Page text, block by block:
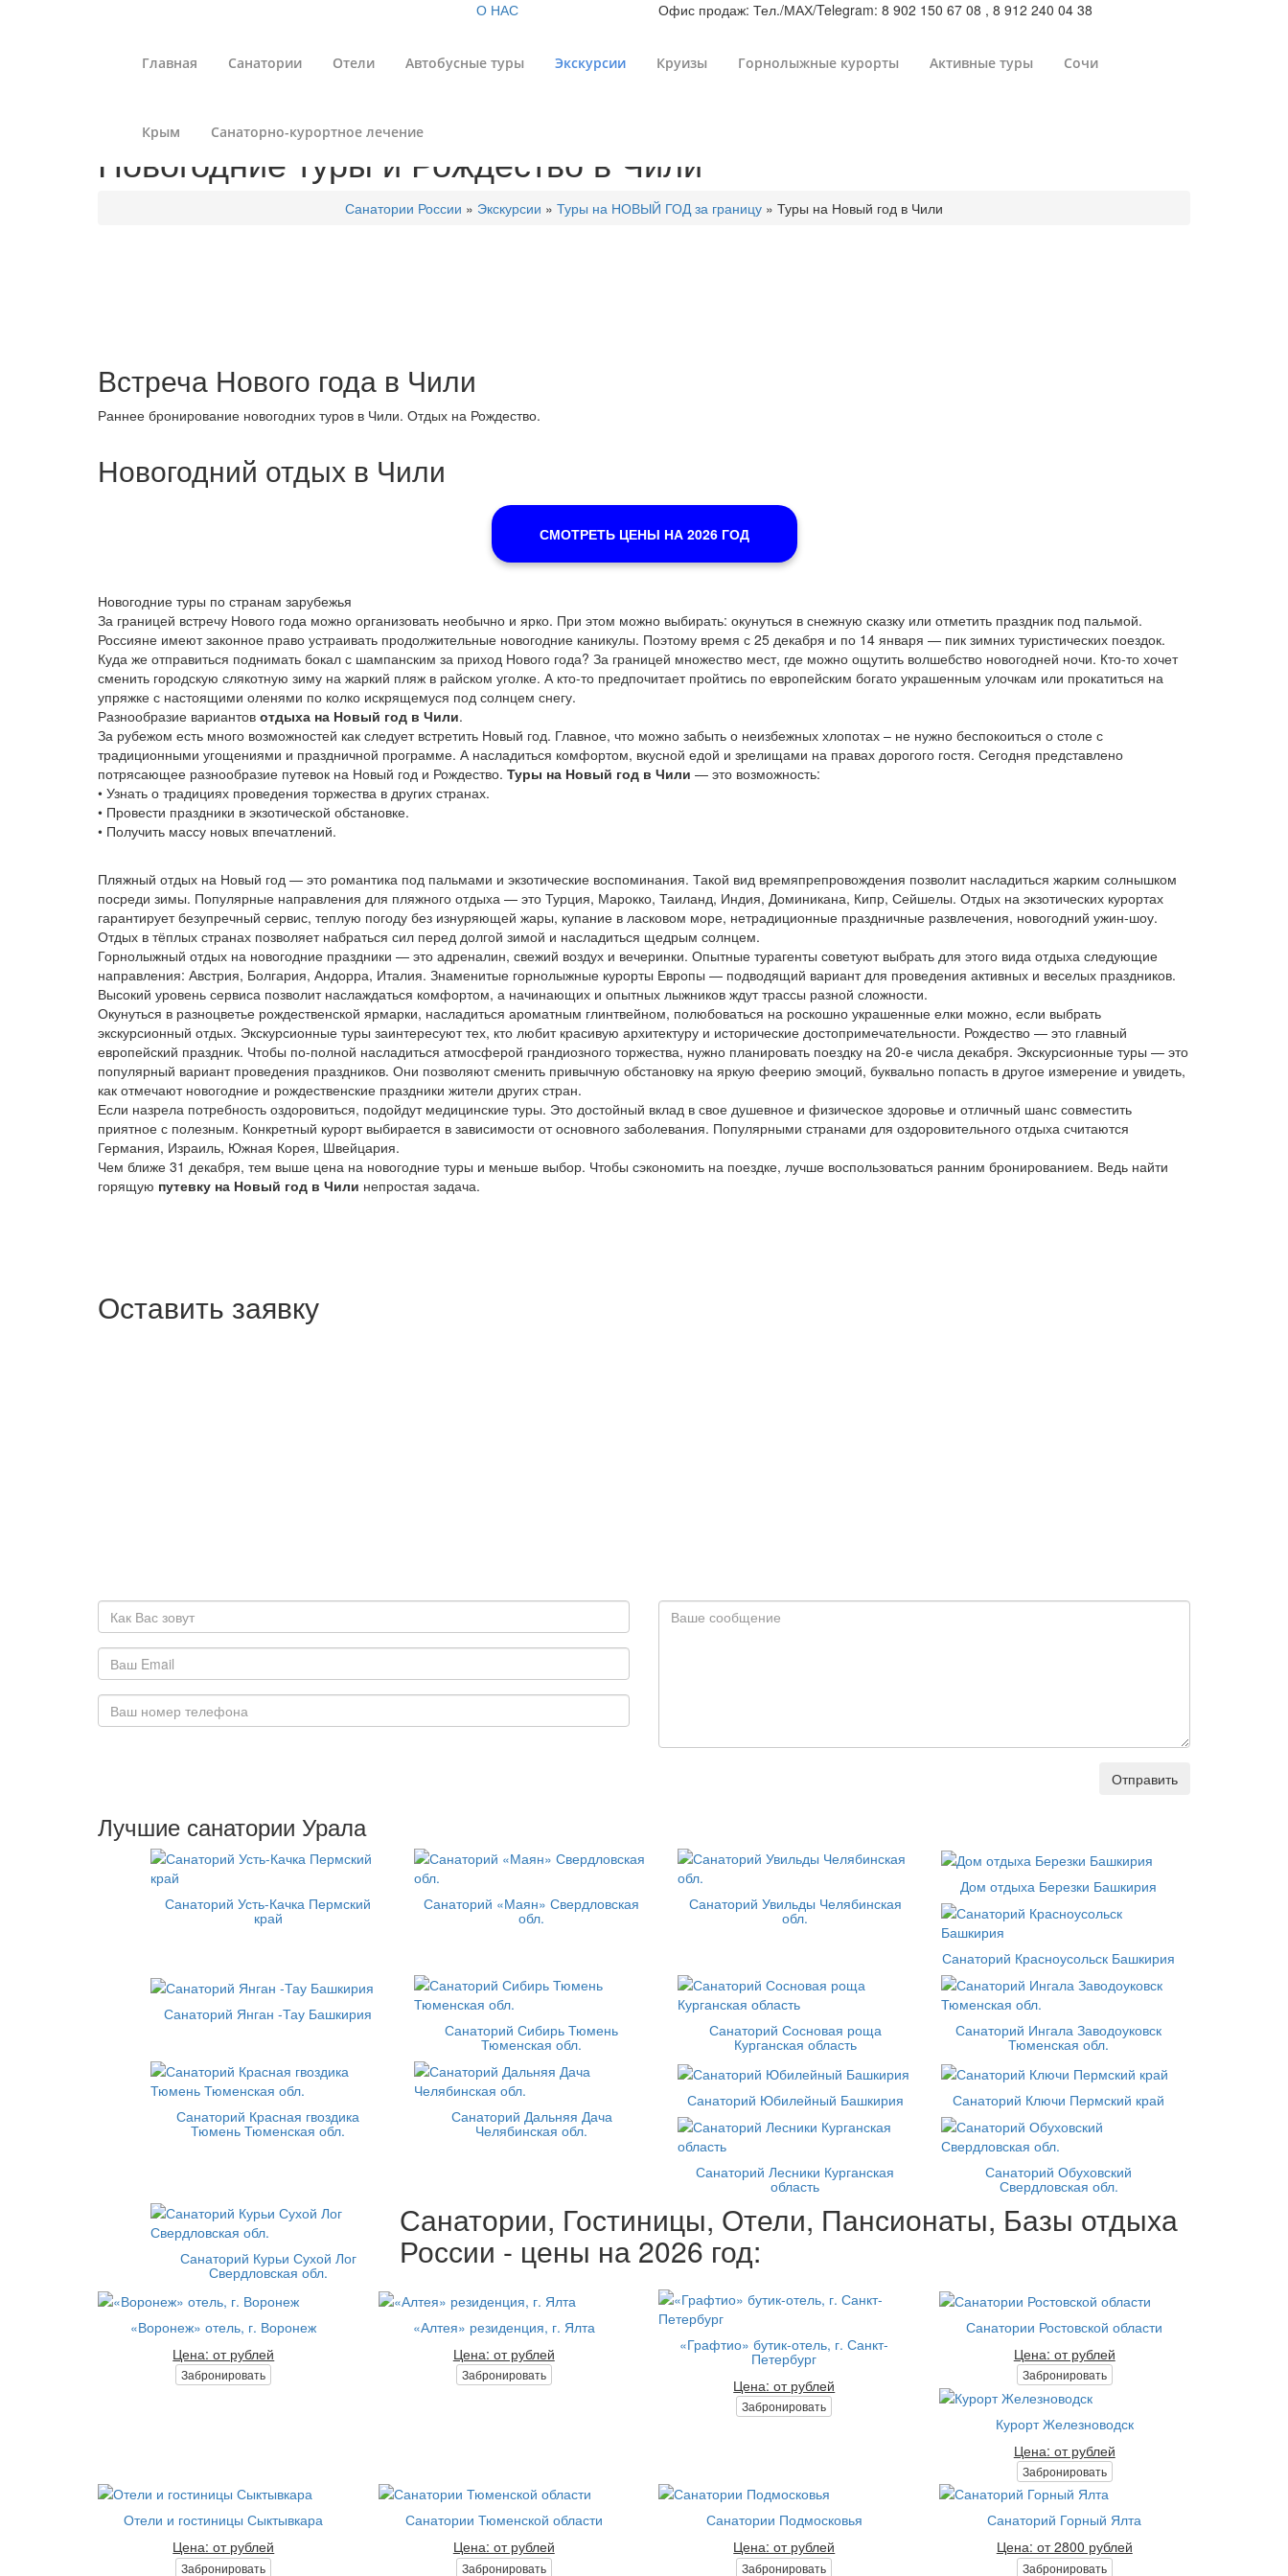
О НАС Офис продаж: Тел./МАХ/Telegram: 8 902 150 67 08 , 8 912 240 04 38
Главная Санатории Отели Автобусные туры Экскурсии Круизы Горнолыжные курорты Активные туры Сочи
Крым Санаторно-курортное лечение
Новогодние туры и Рождество в Чили
Санатории России » Экскурсии » Туры на НОВЫЙ ГОД за границу » Туры на Новый год в Чили
Встреча Нового года в Чили
Раннее бронирование новогодних туров в Чили. Отдых на Рождество.
Новогодний отдых в Чили
СМОТРЕТЬ ЦЕНЫ НА 2026 ГОД
Новогодние туры по странам зарубежья
За границей встречу Нового года можно организовать необычно и ярко. При этом можно выбирать: окунуться в снежную сказку или отметить праздник под пальмой.
Россияне имеют законное право устраивать продолжительные новогодние каникулы. Поэтому время с 25 декабря и по 14 января — пик зимних туристических поездок.
Куда же отправиться поднимать бокал с шампанским за приход Нового года? За границей множество мест, где можно ощутить волшебство новогодней ночи. Кто-то хочет
сменить городскую слякотную зиму на жаркий пляж в райском уголке. А кто-то предпочитает пройтись по европейским богато украшенным улочкам или прокатиться на
упряжке с настоящими оленями по колко искрящемуся под солнцем снегу.
Разнообразие вариантов отдыха на Новый год в Чили.
За рубежом есть много возможностей как следует встретить Новый год. Главное, что можно забыть о неизбежных хлопотах – не нужно беспокоиться о столе с
традиционными угощениями и праздничной программе. А насладиться комфортом, вкусной едой и зрелищами на правах дорогого гостя. Сегодня представлено
потрясающее разнообразие путевок на Новый год и Рождество. Туры на Новый год в Чили — это возможность:
• Узнать о традициях проведения торжества в других странах.
• Провести праздники в экзотической обстановке.
• Получить массу новых впечатлений.
Пляжный отдых на Новый год — это романтика под пальмами и экзотические воспоминания. Такой вид времяпрепровождения позволит насладиться жарким солнышком
посреди зимы. Популярные направления для пляжного отдыха — это Турция, Марокко, Таиланд, Индия, Доминикана, Кипр, Сейшелы. Отдых на экзотических курортах
гарантирует безупречный сервис, теплую погоду без изнуряющей жары, купание в ласковом море, нетрадиционные праздничные развлечения, новогодний ужин-шоу.
Отдых в тёплых странах позволяет набраться сил перед долгой зимой и насладиться щедрым солнцем.
Горнолыжный отдых на новогодние праздники — это адреналин, свежий воздух и вечеринки. Опытные турагенты советуют выбрать для этого вида отдыха следующие
направления: Австрия, Болгария, Андорра, Италия. Знаменитые горнолыжные курорты Европы — подводящий вариант для проведения активных и веселых праздников.
Высокий уровень сервиса позволит наслаждаться комфортом, а начинающих и опытных лыжников ждут трассы разной сложности.
Окунуться в разноцветье рождественской ярмарки, насладиться ароматным глинтвейном, полюбоваться на роскошно украшенные елки можно, если выбрать
экскурсионный отдых. Экскурсионные туры заинтересуют тех, кто любит красивую архитектуру и исторические достопримечательности. Рождество — это главный
европейский праздник. Чтобы по-полной насладиться атмосферой грандиозного торжества, нужно планировать поездку на 20-е числа декабря. Экскурсионные туры — это
популярный вариант проведения праздников. Они позволяют сменить привычную обстановку на яркую феерию эмоций, буквально попасть в другое измерение и увидеть,
как отмечают новогодние и рождественские праздники жители других стран.
Если назрела потребность оздоровиться, подойдут медицинские туры. Это достойный вклад в свое душевное и физическое здоровье и отличный шанс совместить
приятное с полезным. Конкретный курорт выбирается в зависимости от основного заболевания. Популярными странами для оздоровительного отдыха считаются
Германия, Израиль, Южная Корея, Швейцария.
Чем ближе 31 декабря, тем выше цена на новогодние туры и меньше выбор. Чтобы сэкономить на поездке, лучше воспользоваться ранним бронированием. Ведь найти
горящую путевку на Новый год в Чили непростая задача.
Оставить заявку
Отправить
Лучшие санатории Урала
Санаторий Усть-Качка Пермский
край
Санаторий «Маян» Свердловская
обл.
Санаторий Увильды Челябинская
обл.
Дом отдыха Березки Башкирия
Санаторий Красноусольск Башкирия
Санаторий Янган -Тау Башкирия
Санаторий Сибирь Тюмень
Тюменская обл.
Санаторий Сосновая роща
Курганская область
Санаторий Ингала Заводоуковск
Тюменская обл.
Санаторий Красная гвоздика
Тюмень Тюменская обл.
Санаторий Дальняя Дача
Челябинская обл.
Санаторий Юбилейный Башкирия Санаторий Ключи Пермский край
Санаторий Лесники Курганская
область
Санаторий Обуховский
Свердловская обл.
Санаторий Курьи Сухой Лог
Свердловская обл.
Санатории, Гостиницы, Отели, Пансионаты, Базы отдыха
России - цены на 2026 год:
«Воронеж» отель, г. Воронеж
Цена: от рублей
Забронировать
«Алтея» резиденция, г. Ялта
Цена: от рублей
Забронировать
«Графтио» бутик-отель, г. Санкт-
Петербург
Цена: от рублей
Забронировать
Санатории Ростовской области
Цена: от рублей
Забронировать
Курорт Железноводск
Цена: от рублей
Забронировать
Отели и гостиницы Сыктывкара
Цена: от рублей
Забронировать
Санатории Тюменской области
Цена: от рублей
Забронировать
Санатории Подмосковья
Цена: от рублей
Забронировать
Санаторий Горный Ялта
Цена: от 2800 рублей
Забронировать